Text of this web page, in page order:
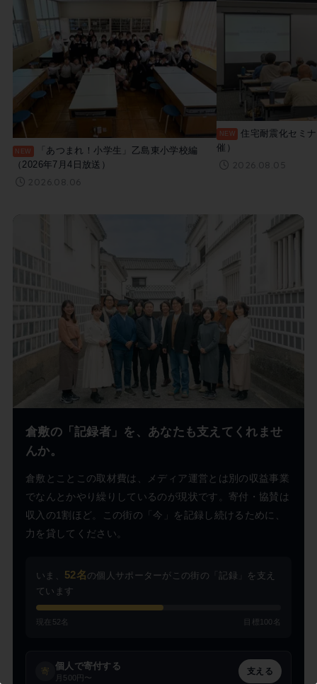
「あつまれ！小学生」乙島東小学校編
（2026年7月4日放送）
2026.08.06
住宅耐震化セミ
催）
2026.08.05
倉敷の「記録者」を、あなたも支えてくれませ
んか。
倉敷とことこの取材費は、メディア運営とは別の収益事業
でなんとかやり繰りしているのが現状です。寄付・協賛は
収入の1割ほど。この街の「今」を記録し続けるために、
力を貸してください。
いま、 52名 の個人サポーターがこの街の「記録」を支え
ています
現在52名 目標100名
寄
個人で寄付する
月500円〜
支える
倉敷そだち